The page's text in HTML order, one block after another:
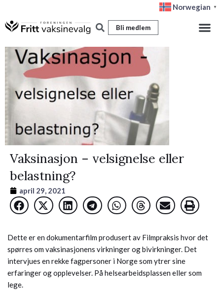
til
Norwegian ▼
Bli medlem
Vaksinasjon – velsignelse eller
belastning?
april 29, 2021
Dette er en dokumentarfilm produsert av Filmpraksis hvor det
spørres om vaksinasjonens virkninger og bivirkninger. Det
intervjues en rekke fagpersoner i Norge som ytrer sine
erfaringer og opplevelser. På helsearbeidsplassen eller som
lege.